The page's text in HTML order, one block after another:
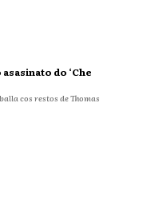
do ‘Che
cos restos de Thomas